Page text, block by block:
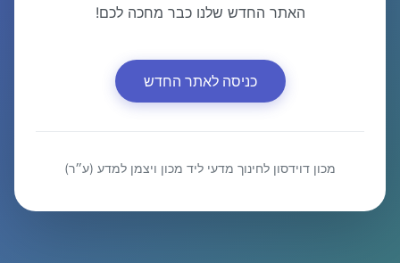
האתר החדש שלנו כבר מחכה לכם!
כניסה לאתר החדש
מכון דוידסון לחינוך מדעי ליד מכון ויצמן למדע (ע״ר)